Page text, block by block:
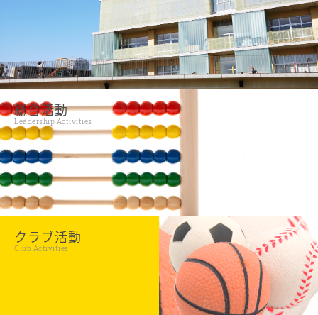
総合活動
Leadership Activities
クラブ活動
Club Activities